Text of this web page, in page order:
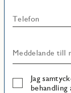
Telefon
Meddelande till
Jag
behandling